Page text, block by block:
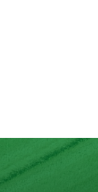
transparent